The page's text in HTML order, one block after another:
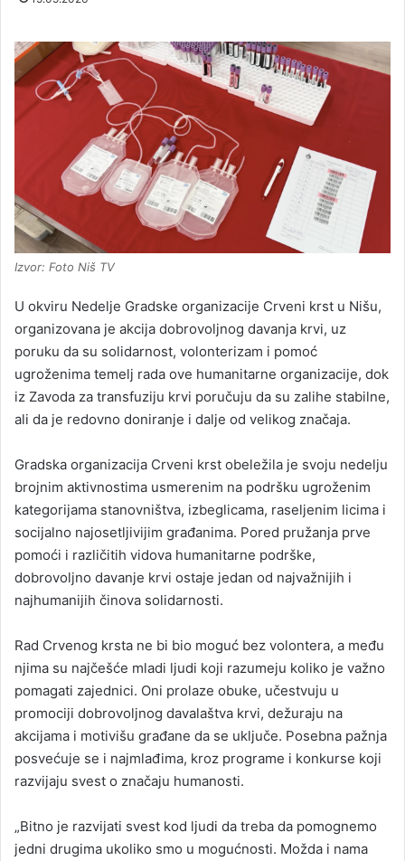
Izvor: Foto Niš TV
U okviru Nedelje Gradske organizacije Crveni krst u Nišu,
organizovana je akcija dobrovoljnog davanja krvi, uz
poruku da su solidarnost, volonterizam i pomoć
ugroženima temelj rada ove humanitarne organizacije, dok
iz Zavoda za transfuziju krvi poručuju da su zalihe stabilne,
ali da je redovno doniranje i dalje od velikog značaja.
Gradska organizacija Crveni krst obeležila je svoju nedelju
brojnim aktivnostima usmerenim na podršku ugroženim
kategorijama stanovništva, izbeglicama, raseljenim licima i
socijalno najosetljivijim građanima. Pored pružanja prve
pomoći i različitih vidova humanitarne podrške,
dobrovoljno davanje krvi ostaje jedan od najvažnijih i
najhumanijih činova solidarnosti.
Rad Crvenog krsta ne bi bio moguć bez volontera, a među
njima su najčešće mladi ljudi koji razumeju koliko je važno
pomagati zajednici. Oni prolaze obuke, učestvuju u
promociji dobrovoljnog davalaštva krvi, dežuraju na
akcijama i motivišu građane da se uključe. Posebna pažnja
posvećuje se i najmlađima, kroz programe i konkurse koji
razvijaju svest o značaju humanosti.
„Bitno je razvijati svest kod ljudi da treba da pomognemo
jedni drugima ukoliko smo u mogućnosti. Možda i nama